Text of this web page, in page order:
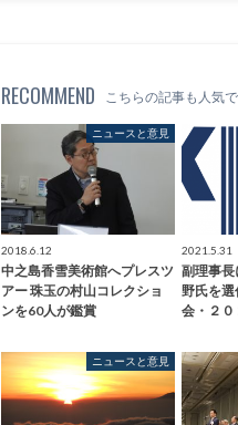
RECOMMEND こちらの記事も人気で
ニュースと意見
2018.6.12
中之島香雪美術館へプレスツ
アー 珠玉の村山コレクショ
ンを60人が鑑賞
2021.5.31
副理事
野氏を
会・２
ニュースと意見